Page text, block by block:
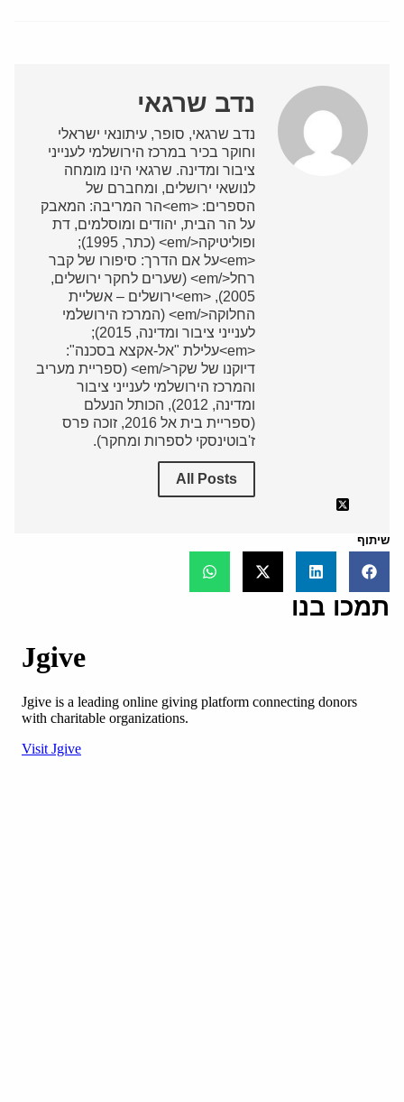
נדב שרגאי
נדב שרגאי, סופר, עיתונאי ישראלי
וחוקר בכיר במרכז הירושלמי לענייני
ציבור ומדינה. שרגאי הינו מומחה
לנושאי ירושלים, ומחברם של
הספרים: <em>הר המריבה: המאבק
על הר הבית, יהודים ומוסלמים, דת
ופוליטיקה</em> (כתר, 1995);
<em>על אם הדרך: סיפורו של קבר
רחל</em> (שערים לחקר ירושלים,
2005), <em>ירושלים – אשליית
החלוקה</em> (המרכז הירושלמי
לענייני ציבור ומדינה, 2015);
<em>עלילת "אל-אקצא בסכנה":
דיוקנו של שקר</em> (ספריית מעריב
והמרכז הירושלמי לענייני ציבור
ומדינה, 2012), הכותל הנעלם
(ספריית בית אל 2016, זוכה פרס
ז'בוטינסקי לספרות ומחקר).
All Posts
שיתוף
תמכו בנו